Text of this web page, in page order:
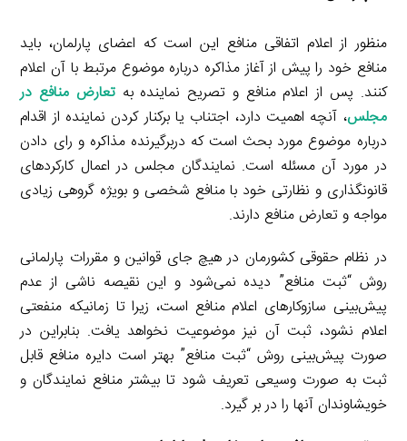
منظور از اعلام اتفاقی منافع این است که اعضای پارلمان، باید
منافع خود را پیش از آغاز مذاکره درباره موضوع مرتبط با آن اعلام
کنند. پس از اعلام منافع و تصریح نماینده بهتعارض منافع در
مجلس، آنچه اهمیت دارد، اجتناب یا برکنار کردن نماینده از اقدام
درباره موضوع مورد بحث است که دربرگیرنده مذاکره و رای دادن
در مورد آن مسئله است. نمایندگان مجلس در اعمال کارکردهای
قانونگذاری و نظارتی خود با منافع شخصی و بویژه گروهی زیادی
مواجه و تعارض منافع دارند.
در نظام حقوقی کشورمان در هیچ جای قوانین و مقررات پارلمانی
روش “ثبت منافع” دیده نمی‌شود و این نقیصه ناشی از عدم
پیش‌بینی سازوکارهای اعلام منافع است، زیرا تا زمانیکه منفعتی
اعلام نشود، ثبت آن نیز موضوعیت نخواهد یافت. بنابراین در
صورت پیش‌بینی روش “ثبت منافع” بهتر است دایره منافع قابل
ثبت به صورت وسیعی تعریف شود تا بیشتر منافع نمایندگان و
خویشاوندان آنها را در بر گیرد.